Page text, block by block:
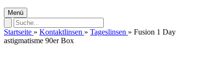
Menü
Startseite » Kontaktlinsen » Tageslinsen » Fusion 1 Day
astigmatisme 90er Box